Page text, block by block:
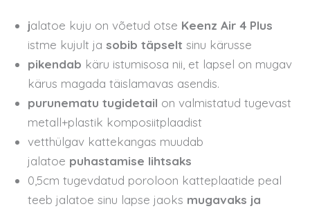
jalatoe kuju on võetud otse Keenz Air 4 Plus
istme kujult ja sobib täpselt sinu kärusse
pikendab käru istumisosa nii, et lapsel on mugav
kärus magada täislamavas asendis.
purunematu tugidetail on valmistatud tugevast
metall+plastik komposiitplaadist
vetthülgav kattekangas muudab
jalatoe puhastamise lihtsaks
0,5cm tugevdatud poroloon katteplaatide peal
teeb jalatoe sinu lapse jaoks mugavaks ja